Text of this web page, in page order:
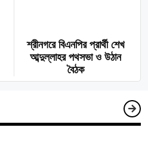
শ্রীনগরে বিএনপির প্রার্থী শেখ
আব্দুল্লাহর পথসভা ও উঠান
বৈঠক